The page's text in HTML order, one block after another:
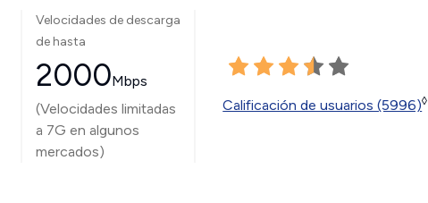
Velocidades de descarga
de hasta
2000Mbps
(Velocidades limitadas
a 7G en algunos
mercados)
Calificación de usuarios (5996)◊